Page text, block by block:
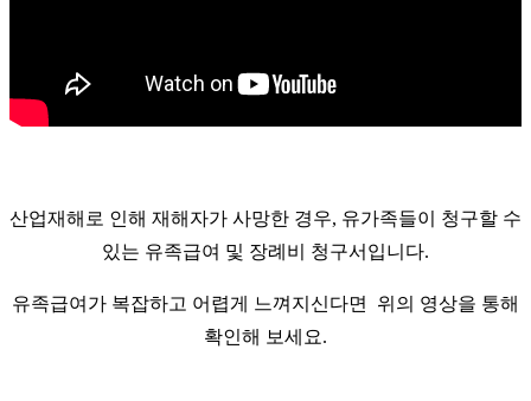
산업재해로 인해 재해자가 사망한 경우, 유가족들이 청구할 수
있는 유족급여 및 장례비 청구서입니다.
유족급여가 복잡하고 어렵게 느껴지신다면 위의 영상을 통해
확인해 보세요.